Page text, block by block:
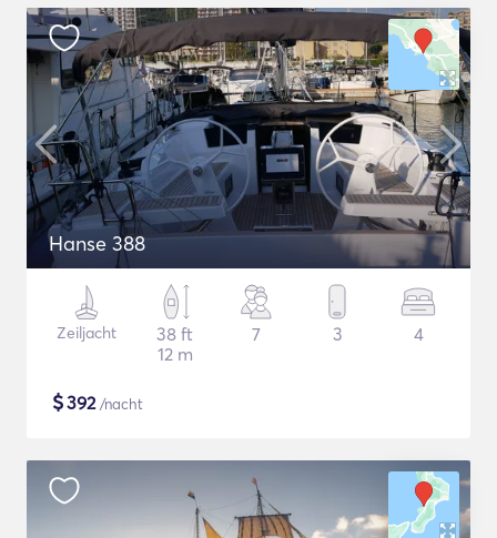
Hanse 388
Zeiljacht
38 ft
12 m
7 3 4
$392/nacht